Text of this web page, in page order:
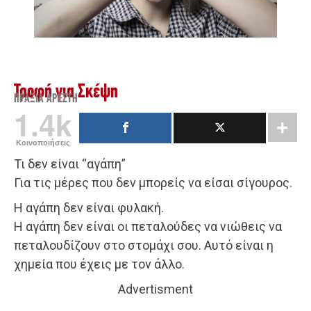
Τροφή για Σκέψη
ΠΡΆΞΙΑ ΑΡΈΣΤΗ
1.4k
Κοινοποιήσεις
Τι δεν είναι “αγάπη”
Για τις μέρες που δεν μπορείς να είσαι σίγουρος.
Η αγάπη δεν είναι φυλακή.
Η αγάπη δεν είναι οι πεταλούδες να νιώθεις να
πεταλουδίζουν στο στομάχι σου. Αυτό είναι η
χημεία που έχεις με τον άλλο.
Advertisment